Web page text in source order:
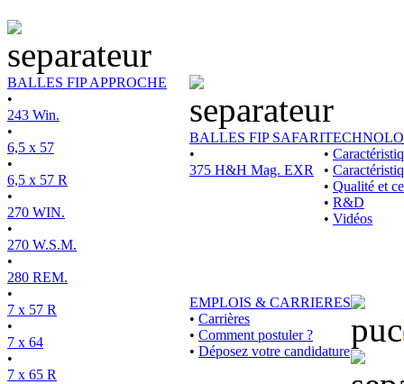
BALLES FIP APPROCHE
•
243 Win.
•
6,5 x 57
•
6,5 x 57 R
•
270 WIN.
•
270 W.S.M.
•
280 REM.
•
7 x 57 R
•
7 x 64
•
7 x 65 R
BALLES FIP SAFARI
•
375 H&H Mag. EXR
•
•
• Qualité et
• R&D
• Vidéos
EMPLOIS & CARRIERES
• Carrières
• Comment postuler ?
• Déposez votre candidature